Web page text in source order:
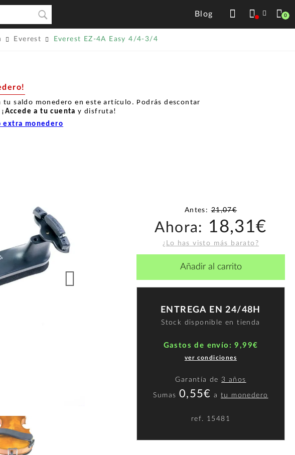
Blog 0
Everest Everest EZ-4A Easy 4/4-3/4
tu saldo monedero en este artículo. Podrás descontar
Accede a tu cuenta y disfruta!
extra monedero
Antes:21,07€
Ahora: 18,31€
¿Lo has visto más barato?
Añadir al carrito
ENTREGA EN 24/48H
Stock disponible en tienda
Gastos de envío: 9,99€
ver condiciones
Garantía de 3 años
Sumas 0,55€ atu monedero
ref. 15481